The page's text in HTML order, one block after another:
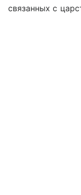
связанных с